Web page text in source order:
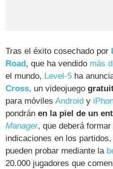
Tras el éxito cosechado por
Road, que ha vendido más
el mundo, Level-5 ha
Cross, un videojuego
para móvilesAndroid y
pondránen la piel de un
Manager, que deberá
indicaciones en los
pueden probar mediante la
20.000 jugadores que